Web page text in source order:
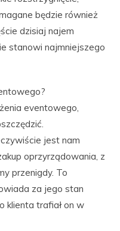
będzie również
dzisiaj najem
stanowi najmniejszego
eventowego,
jest nam
oprzyrządowania, z
przenigdy. To
za jego stan
klienta trafiał on w